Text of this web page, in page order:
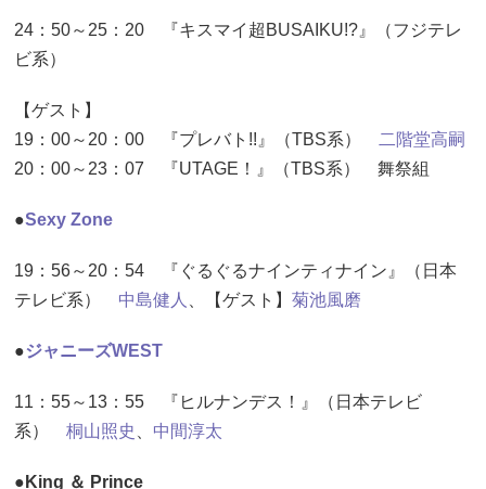
24：50～25：20 『キスマイ超BUSAIKU!?』（フジテレ
ビ系）
【ゲスト】
19：00～20：00 『プレバト!!』（TBS系）
二階堂高嗣
20：00～23：07 『UTAGE！』（TBS系） 舞祭組
●Sexy Zone
19：56～20：54 『ぐるぐるナインティナイン』（日本
テレビ系） 中島健人 、【ゲスト】 菊池風磨
●ジャニーズWEST
11：55～13：55 『ヒルナンデス！』（日本テレビ
系） 桐山照史 中間淳太
●King ＆ Prince